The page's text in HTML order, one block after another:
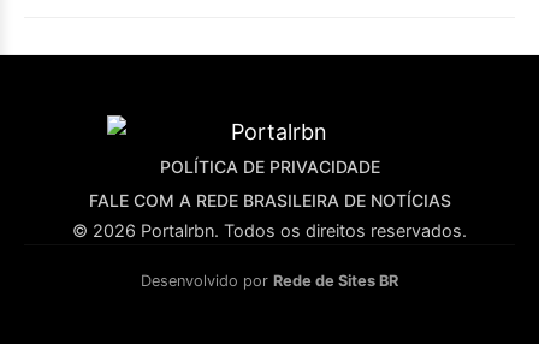
POLÍTICA DE PRIVACIDADE
FALE COM A REDE BRASILEIRA DE NOTÍCIAS
© 2026 Portalrbn. Todos os direitos reservados.
Desenvolvido por Rede de Sites BR